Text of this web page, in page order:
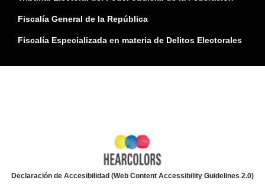
Fiscalía General de la República
Fiscalía Especializada en materia de Delitos Electorales
Declaración de Accesibilidad (Web Content Accessibility Guidelines 2.0)